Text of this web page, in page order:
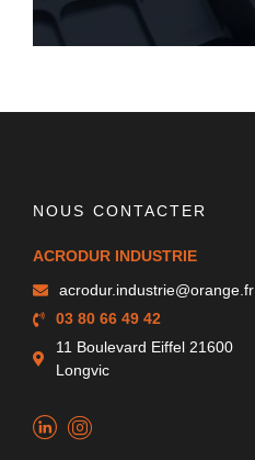
NOUS CONTACTER
ACRODUR INDUSTRIE
acrodur.industrie@orange.fr
03 80 66 49 42
11 Boulevard Eiffel 21600
Longvic